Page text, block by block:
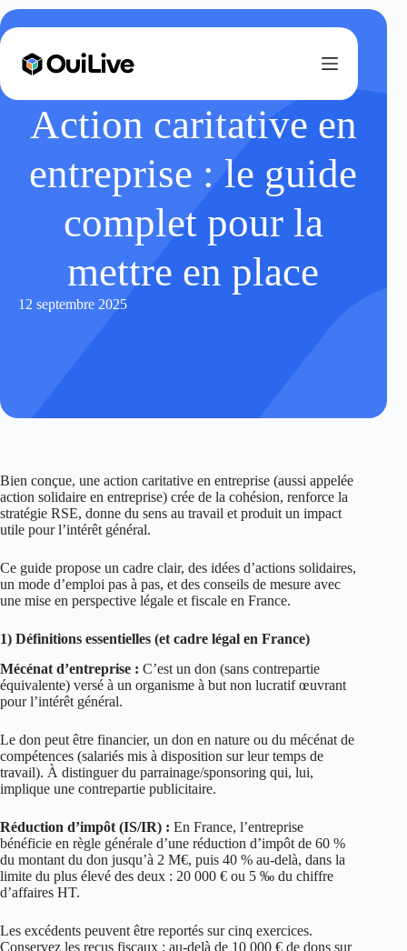
Action caritative en
entreprise : le guide
complet pour la
mettre en place
12 septembre 2025
Bien conçue, une action caritative en entreprise (aussi appelée
action solidaire en entreprise) crée de la cohésion, renforce la
stratégie RSE, donne du sens au travail et produit un impact
utile pour l’intérêt général.
Ce guide propose un cadre clair, des idées d’actions solidaires,
un mode d’emploi pas à pas, et des conseils de mesure avec
une mise en perspective légale et fiscale en France.
1) Définitions essentielles (et cadre légal en France)
Mécénat d’entreprise : C’est un don (sans contrepartie
équivalente) versé à un organisme à but non lucratif œuvrant
pour l’intérêt général.
Le don peut être financier, un don en nature ou du mécénat de
compétences (salariés mis à disposition sur leur temps de
travail). À distinguer du parrainage/sponsoring qui, lui,
implique une contrepartie publicitaire.
Réduction d’impôt (IS/IR) : En France, l’entreprise
bénéficie en règle générale d’une réduction d’impôt de 60 %
du montant du don jusqu’à 2 M€, puis 40 % au-delà, dans la
limite du plus élevé des deux : 20 000 € ou 5 ‰ du chiffre
d’affaires HT.
Les excédents peuvent être reportés sur cinq exercices.
Conservez les reçus fiscaux ; au‑delà de 10 000 € de dons sur